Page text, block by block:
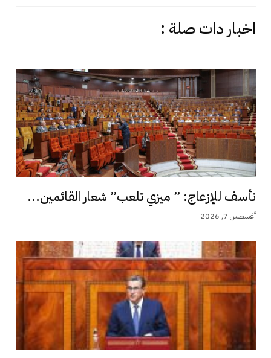
اخبار دات صلة :
نأسف للإزعاج: ” ميزي تلعب” شعار القائمين...
أغسطس 7, 2026